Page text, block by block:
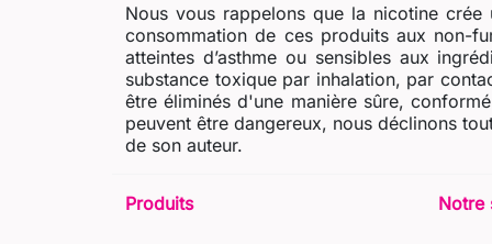
Nous vous rappelons que la nicotine
consommation de ces produits aux non-
atteintes d’asthme ou sensibles aux
substance toxique par inhalation, par
être éliminés d'une manière sûre,
peuvent être dangereux, nous déclinons
de son auteur.
Produits Notre